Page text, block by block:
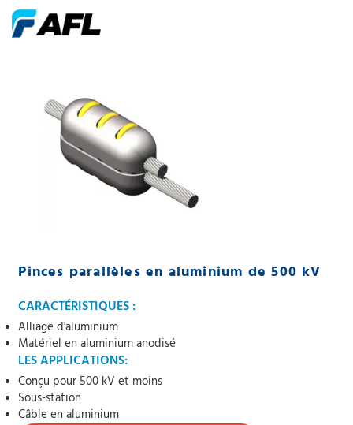
Pinces parallèles en aluminium de 500 kV
CARACTÉRISTIQUES :
Alliage d'aluminium
Matériel en aluminium anodisé
LES APPLICATIONS:
Conçu pour 500 kV et moins
Sous-station
Câble en aluminium